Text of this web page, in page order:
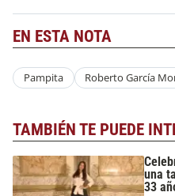
EN ESTA NOTA
Pampita Roberto García
TAMBIÉN TE PUEDE
una
33